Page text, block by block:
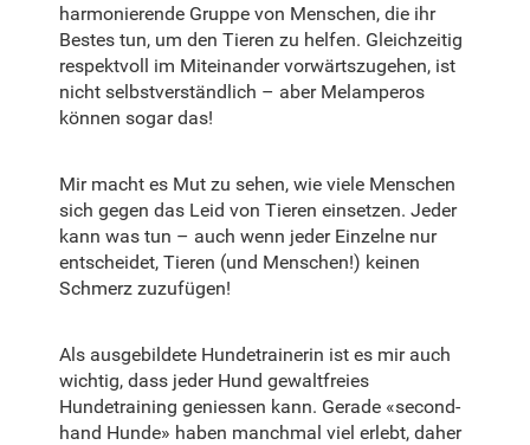
harmonierende Gruppe von Menschen, die ihr
Bestes tun, um den Tieren zu helfen. Gleichzeitig
respektvoll im Miteinander vorwärtszugehen, ist
nicht selbstverständlich – aber Melamperos
können sogar das!
Mir macht es Mut zu sehen, wie viele Menschen
sich gegen das Leid von Tieren einsetzen. Jeder
kann was tun – auch wenn jeder Einzelne nur
entscheidet, Tieren (und Menschen!) keinen
Schmerz zuzufügen!
Als ausgebildete Hundetrainerin ist es mir auch
wichtig, dass jeder Hund gewaltfreies
Hundetraining geniessen kann. Gerade «second-
hand Hunde» haben manchmal viel erlebt, daher